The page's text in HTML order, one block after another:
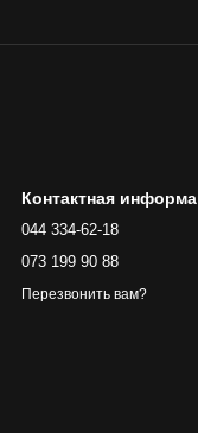
Контактная
044 334-62-18
073 199 90 88
Перезвонить вам?